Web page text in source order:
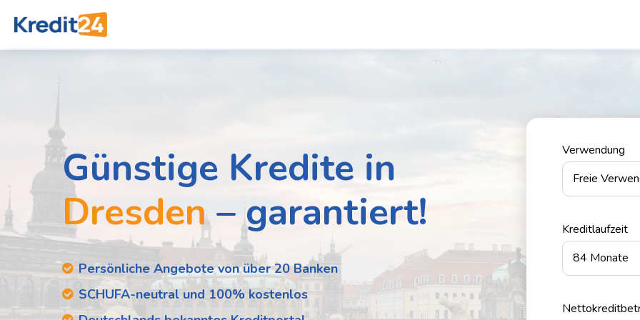
Günstige Kredite in
Dresden– garantiert!
Persönliche Angebote von über 20 Banken
SCHUFA-neutral und 100% kostenlos
Verwendung
Kreditlaufzeit